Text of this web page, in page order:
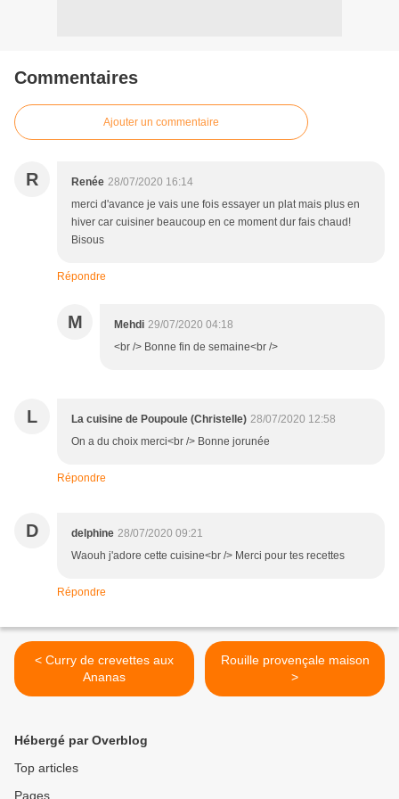
Commentaires
Ajouter un commentaire
R Renée 28/07/2020 16:14
merci d'avance je vais une fois essayer un plat mais plus en
hiver car cuisiner beaucoup en ce moment dur fais chaud!
Bisous
Répondre
M Mehdi 29/07/2020 04:18
<br /> Bonne fin de semaine<br />
L La cuisine de Poupoule (Christelle) 28/07/2020 12:58
On a du choix merci<br /> Bonne jorunée
Répondre
D delphine 28/07/2020 09:21
Waouh j'adore cette cuisine<br /> Merci pour tes recettes
Répondre
< Curry de crevettes aux
Ananas
Rouille provençale maison
>
Hébergé par Overblog
Top articles
Pages